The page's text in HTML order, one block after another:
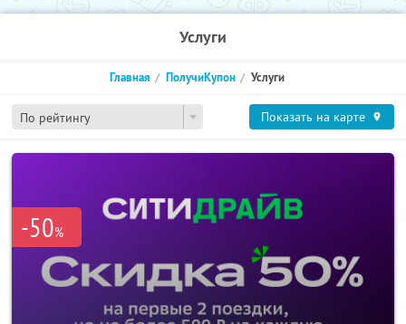
Услуги
По рейтингу
Главная ПолучиКупон Услуги
Показать на карте
-50%